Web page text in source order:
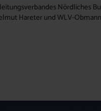
Hareter und WLV-